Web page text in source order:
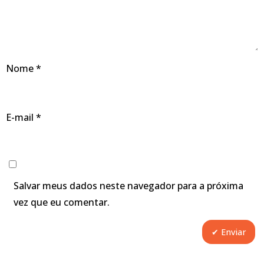
Nome*
E-mail *
Salvar meus dados neste navegador para a próxima
vez que eu comentar.